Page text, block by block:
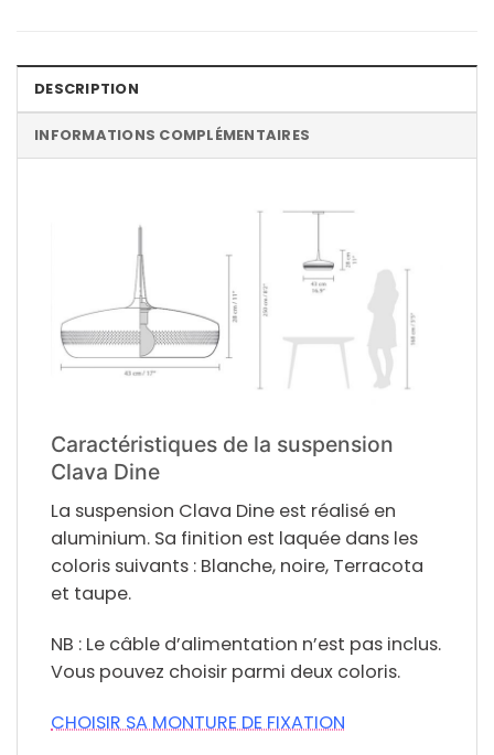
DESCRIPTION
INFORMATIONS COMPLÉMENTAIRES
Caractéristiques de la suspension
Clava Dine
La suspension Clava Dine est réalisé en
aluminium. Sa finition est laquée dans les
coloris suivants : Blanche, noire, Terracota
et taupe.
NB : Le câble d’alimentation n’est pas inclus.
Vous pouvez choisir parmi deux coloris.
CHOISIR SA MONTURE DE FIXATION